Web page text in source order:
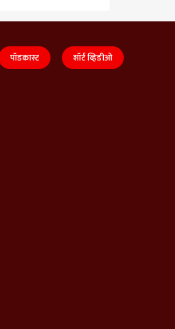
पॉडकास्ट शॉर्ट व्हिडीओ